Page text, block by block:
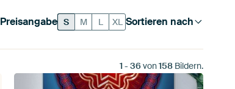
Sortieren nach
Preisangabe S M L XL
1 - 36von158Bildern.